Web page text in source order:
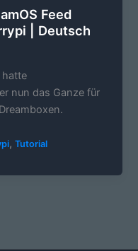
Feed
| Deutsch
hatte
nun das Ganze für
,Tutorial